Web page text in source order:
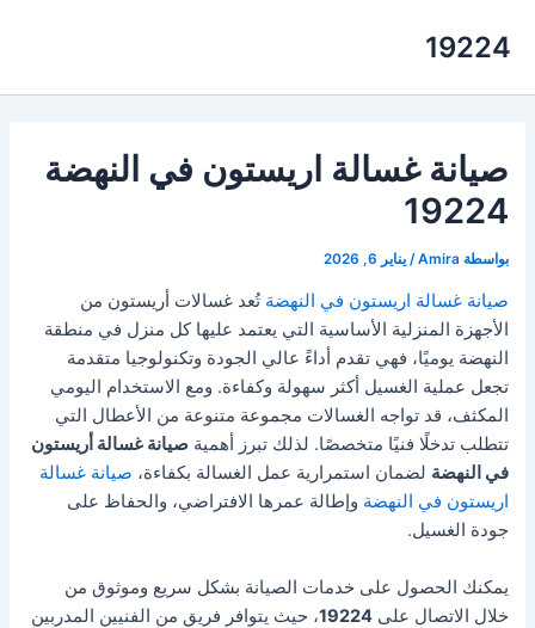
19224
صيانة غسالة اريستون في النهضة
19224
بواسطة Amira
/يناير 6, 2026
صيانة غسالة اريستون في النهضة تُعد غسالات أريستون من
الأجهزة المنزلية الأساسية التي يعتمد عليها كل منزل في منطقة
النهضة يوميًا، فهي تقدم أداءً عالي الجودة وتكنولوجيا متقدمة
تجعل عملية الغسيل أكثر سهولة وكفاءة. ومع الاستخدام اليومي
المكثف، قد تواجه الغسالات مجموعة متنوعة من الأعطال التي
تتطلب تدخلًا فنيًا متخصصًا. لذلك تبرز أهميةصيانة غسالة أريستون
في النهضة لضمان استمرارية عمل الغسالة بكفاءة، صيانة غسالة
اريستون في النهضة وإطالة عمرها الافتراضي، والحفاظ على
جودة الغسيل.
يمكنك الحصول على خدمات الصيانة بشكل سريع وموثوق من
خلال الاتصال على19224، حيث يتوافر فريق من الفنيين المدربين